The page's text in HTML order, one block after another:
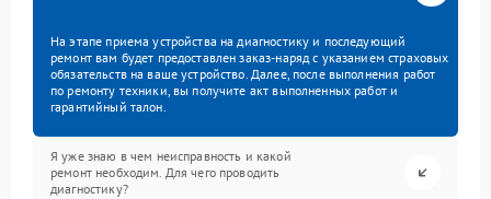
На этапе приема устройства на диагностику и последующий
ремонт вам будет предоставлен заказ-наряд с указанием страховых
обязательств на ваше устройство. Далее, после выполнения работ
по ремонту техники, вы получите акт выполненных работ и
гарантийный талон.
Я уже знаю в чем неисправность и какой
ремонт необходим. Для чего проводить
диагностику?